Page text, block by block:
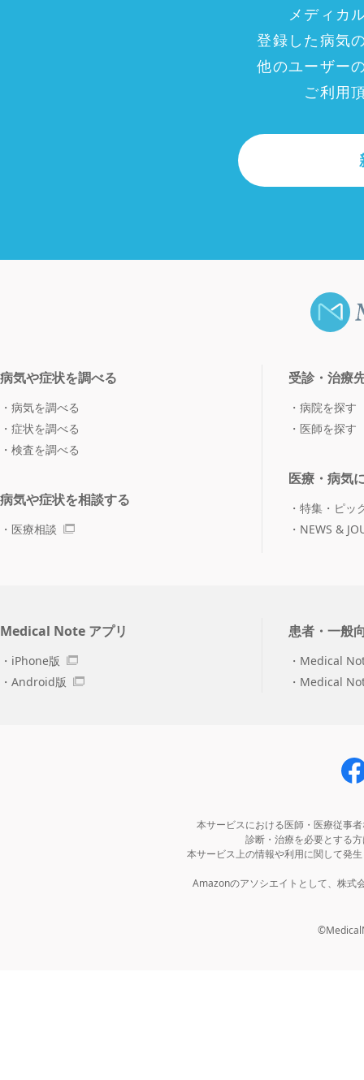
メディカ
登録した病気
他のユーザー
ご利用
病気や症状を調べる
病気を調べる
症状を調べる
検査を調べる
病気や症状を相談する
医療相談
受診・治療
病院を探す
医師を探す
医療・病気
特集・ピッ
NEWS &
Medical Note アプリ
iPhone版
Android版
患者・一般
Medical
Medical
本サービスにおける医師・医療従事
診断・治療を必要とする
本サービス上の情報や利用に関して発
Amazonのアソシエイトとして、株式